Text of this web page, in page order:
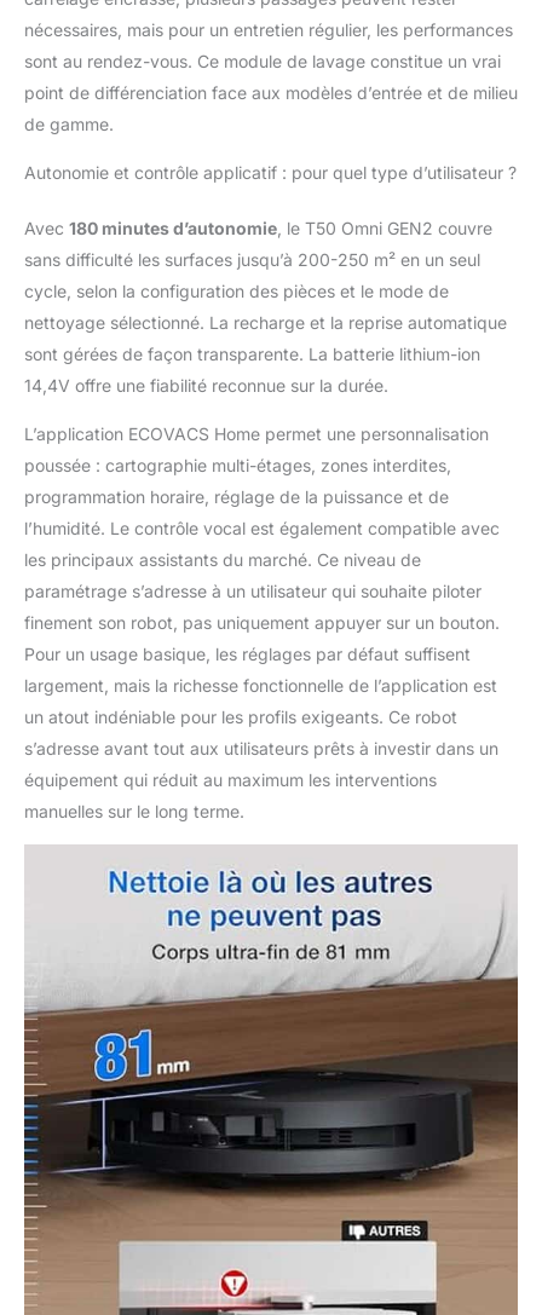
nettoyage. 【YIKO
Voice Assistant - votre
aide ménagère
intelligente】 Prend en
commande vocale,
notamment les
plusieurs commandes,
les dialectes locaux, la
télécommande, la
planification du
à des capacités de
surveillance vidéo en
protection robuste de
la confidentialité et à
des réponses
intelligentes, DEEBOT
T50 offre une
expérience de
nettoyage sans effort.
nécessaires, mais pour un entretien régulier, les performances
sont au rendez-vous. Ce module de lavage constitue un vrai
point de différenciation face aux modèles d’entrée et de milieu
de gamme.
Autonomie et contrôle applicatif : pour quel type d’utilisateur ?
Avec 180 minutes d’autonomie , le T50 Omni GEN2 couvre
sans difficulté les surfaces jusqu’à 200-250 m² en un seul
cycle, selon la configuration des pièces et le mode de
nettoyage sélectionné. La recharge et la reprise automatique
sont gérées de façon transparente. La batterie lithium-ion
14,4V offre une fiabilité reconnue sur la durée.
L’application ECOVACS Home permet une personnalisation
poussée : cartographie multi-étages, zones interdites,
programmation horaire, réglage de la puissance et de
l’humidité. Le contrôle vocal est également compatible avec
les principaux assistants du marché. Ce niveau de
paramétrage s’adresse à un utilisateur qui souhaite piloter
finement son robot, pas uniquement appuyer sur un bouton.
Pour un usage basique, les réglages par défaut suffisent
largement, mais la richesse fonctionnelle de l’application est
un atout indéniable pour les profils exigeants. Ce robot
s’adresse avant tout aux utilisateurs prêts à investir dans un
équipement qui réduit au maximum les interventions
manuelles sur le long terme.